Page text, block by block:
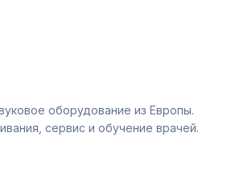
оборудование из Европы.
сервис и обучение врачей.